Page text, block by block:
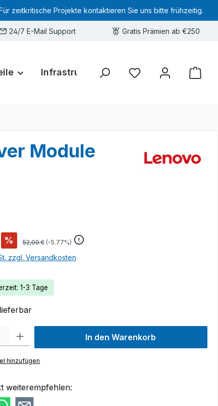
zeitkritische Projekte kontaktieren Sie uns bitte frühzeitig.
24/7 E-Mail Support Gratis Prämien ab €250
Infrastruktur Hardware-Deals
Sie haben 0 Produkte
Module
% 52,00 € (-5.77%)
zzgl. Versandkosten
1-3 Tage
den gewünschten Wert ein oder benutze die Schaltflächen um die
In den Warenkorb
hinzufügen
weiterempfehlen: